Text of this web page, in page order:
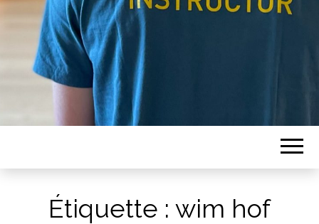
Étiquette : wim hof